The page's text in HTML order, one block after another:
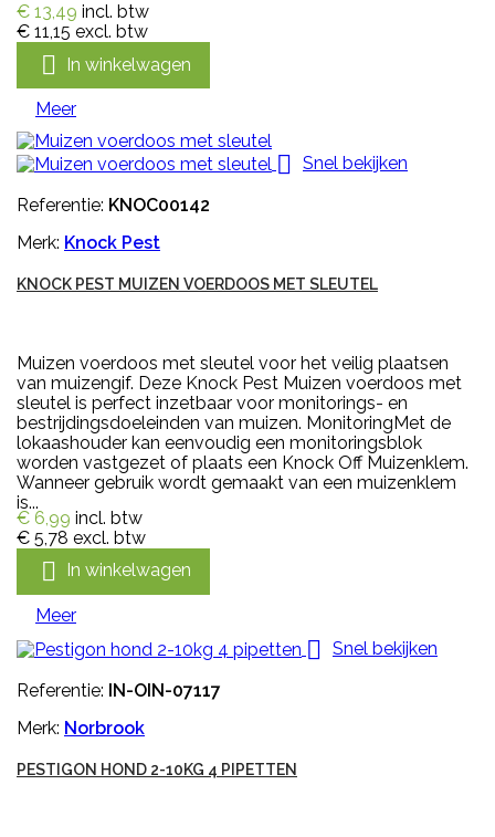
€ 13,49 incl. btw
€ 11,15 excl. btw
 In winkelwagen
Meer

Snel bekijken
Referentie: KNOC00142
Merk: Knock Pest
KNOCK PEST MUIZEN VOERDOOS MET SLEUTEL
Muizen voerdoos met sleutel voor het veilig plaatsen
van muizengif. Deze Knock Pest Muizen voerdoos met
sleutel is perfect inzetbaar voor monitorings- en
bestrijdingsdoeleinden van muizen. MonitoringMet de
lokaashouder kan eenvoudig een monitoringsblok
worden vastgezet of plaats een Knock Off Muizenklem.
Wanneer gebruik wordt gemaakt van een muizenklem
is...
€ 6,99 incl. btw
€ 5,78 excl. btw
 In winkelwagen
Meer

Snel bekijken
Referentie: IN-OIN-07117
Merk: Norbrook
PESTIGON HOND 2-10KG 4 PIPETTEN